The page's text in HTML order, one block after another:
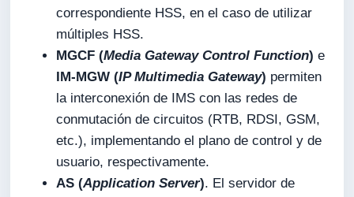
correspondiente HSS, en el caso de utilizar
múltiples HSS.
MGCF (Media Gateway Control Function) e
IM-MGW (IP Multimedia Gateway) permiten
la interconexión de IMS con las redes de
conmutación de circuitos (RTB, RDSI, GSM,
etc.), implementando el plano de control y de
usuario, respectivamente.
AS (Application Server). El servidor de